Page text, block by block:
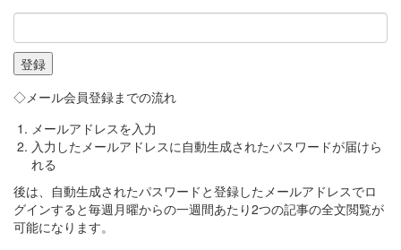
◇メール会員登録までの流れ
メールアドレスを入力
入力したメールアドレスに自動生成されたパスワードが届けら
れる
後は、自動生成されたパスワードと登録したメールアドレスでロ
グインすると毎週月曜からの一週間あたり2つの記事の全文閲覧が
可能になります。